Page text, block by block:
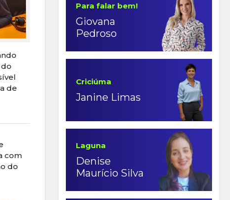
de
com
do
Para falar bem!
Giovana
Pedroso
Criciúma
Janine Limas
Laguna
Denise
Maurício Silva